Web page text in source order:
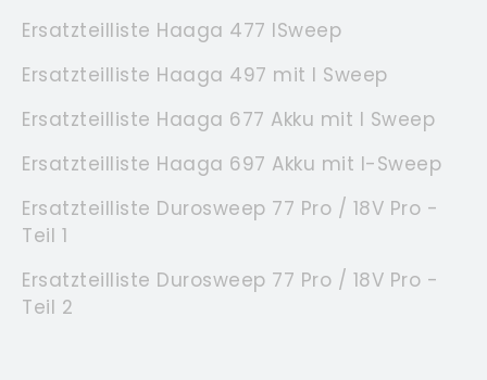
Ersatzteilliste Haaga 477 ISweep
Ersatzteilliste Haaga 497 mit I Sweep
Ersatzteilliste Haaga 677 Akku mit I Sweep
Ersatzteilliste Haaga 697 Akku mit I-Sweep
Ersatzteilliste Durosweep 77 Pro / 18V Pro -
Teil 1
Ersatzteilliste Durosweep 77 Pro / 18V Pro -
Teil 2